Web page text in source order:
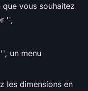
vous souhaitez
'',
un menu
les dimensions en